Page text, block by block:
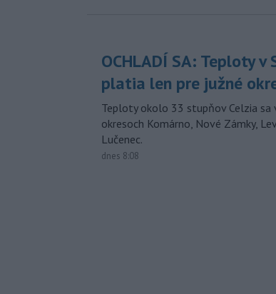
OCHLADÍ SA: Teploty v
platia len pre južné
Teploty okolo 33 stupňov Celzia sa
okresoch Komárno, Nové Zámky,
Lučenec.
dnes 8:08